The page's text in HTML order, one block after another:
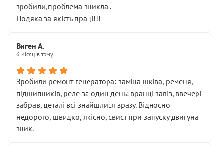
зробили,проблема зникла .
Подяка за якість праці!!!
Виген А.
6 місяців тому
Зробили ремонт генератора: заміна шківа, ременя,
підшипників, реле за один день: вранці завіз, ввечері
забрав, деталі всі знайшлися зразу. Відносно
недорого, швидко, якісно, свист при запуску двигуна
зник.